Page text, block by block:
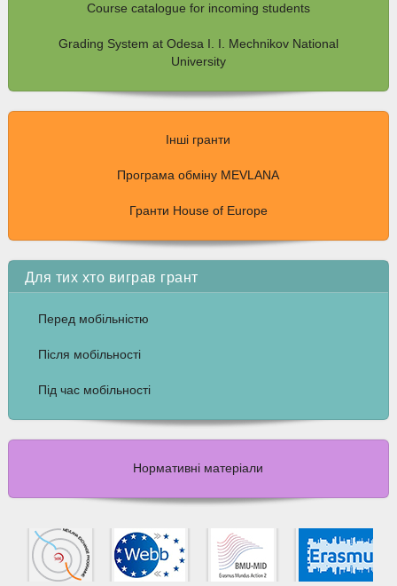
Course catalogue for incoming students
Grading System at Odesa I. I. Mechnikov National
University
Інші гранти
Програма обміну MEVLANA
Гранти House of Europe
Для тих хто виграв грант
Перед мобільністю
Після мобільності
Під час мобільності
Нормативні матеріали